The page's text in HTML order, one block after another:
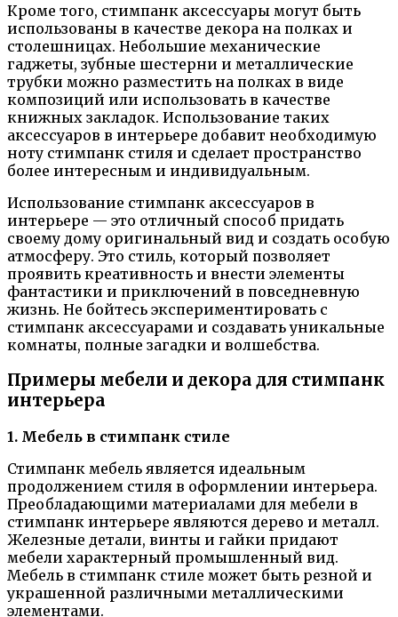
Кроме того, стимпанк аксессуары могут быть
использованы в качестве декора на полках и
столешницах. Небольшие механические
гаджеты, зубные шестерни и металлические
трубки можно разместить на полках в виде
композиций или использовать в качестве
книжных закладок. Использование таких
аксессуаров в интерьере добавит необходимую
ноту стимпанк стиля и сделает пространство
более интересным и индивидуальным.
Использование стимпанк аксессуаров в
интерьере — это отличный способ придать
своему дому оригинальный вид и создать особую
атмосферу. Это стиль, который позволяет
проявить креативность и внести элементы
фантастики и приключений в повседневную
жизнь. Не бойтесь экспериментировать с
стимпанк аксессуарами и создавать уникальные
комнаты, полные загадки и волшебства.
Примеры мебели и декора для стимпанк
интерьера
1. Мебель в стимпанк стиле
Стимпанк мебель является идеальным
продолжением стиля в оформлении интерьера.
Преобладающими материалами для мебели в
стимпанк интерьере являются дерево и металл.
Железные детали, винты и гайки придают
мебели характерный промышленный вид.
Мебель в стимпанк стиле может быть резной и
украшенной различными металлическими
элементами.